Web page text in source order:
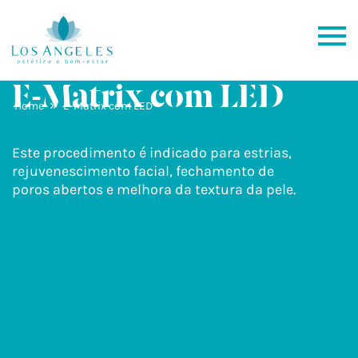
Home» E-Matrix com LED
E-Matrix com LED
Este procedimento é indicado para estrias,
rejuvenescimento facial, fechamento de
poros abertos e melhora da textura da pele.